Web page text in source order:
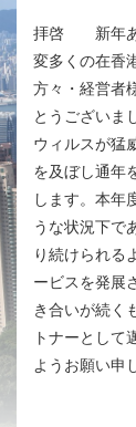
拝啓 新年あ
変多くの在香
方々・経営者
とうございま
ウィルスが猛
を及ぼし通年
します。本年
うな状況下で
り続けられる
ービスを発展
き合いが続く
トナーとして
ようお願い